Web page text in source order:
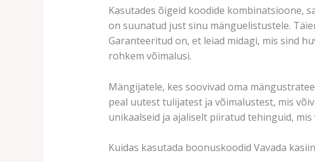
Kasutades õigeid koodide kombinatsioone,
on suunatud just sinu mänguelistustele.
Garanteeritud on, et leiad midagi, mis sind
rohkem võimalusi.
Mängijatele, kes soovivad oma
peal uutest tulijatest ja võimalustest, mis
unikaalseid ja ajaliselt piiratud tehinguid,
Kuidas kasutada boonuskoodid Vavada